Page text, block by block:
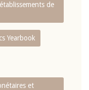
de
Yearbook
et